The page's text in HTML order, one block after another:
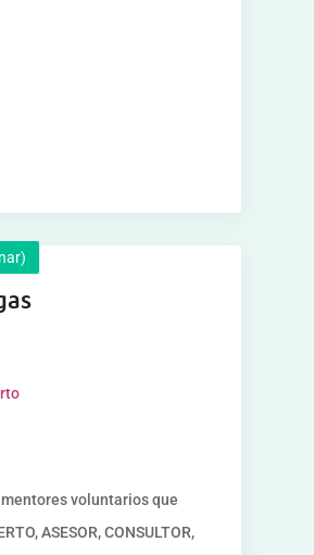
mentores voluntarios que
ASESOR, CONSULTOR,